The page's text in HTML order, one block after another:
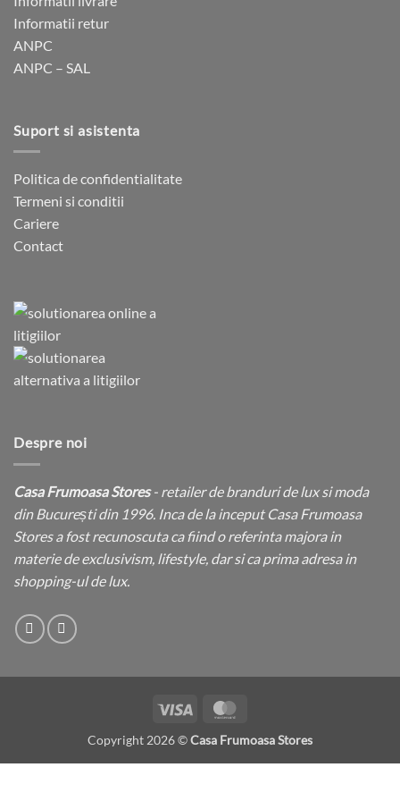
Informatii retur
ANPC
ANPC – SAL
Suport si asistenta
Politica de confidentialitate
Termeni si conditii
Cariere
Contact
Despre noi
Casa Frumoasa Stores- retailer de branduri de lux si moda
din București din 1996. Inca de la inceput Casa Frumoasa
Stores a fost recunoscuta ca fiind o referinta majora in
materie de exclusivism, lifestyle, dar si ca prima adresa in
shopping-ul de lux.
Visa
Copyright 2026 ©Casa Frumoasa Stores